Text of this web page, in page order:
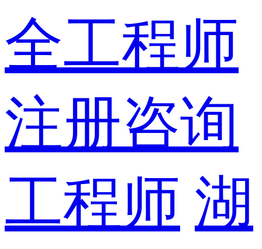
全工程师
注册咨询
工程师 湖